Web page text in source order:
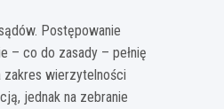
Postępowanie
– co do zasady – pełnię
zakres wierzytelności
jednak na zebranie